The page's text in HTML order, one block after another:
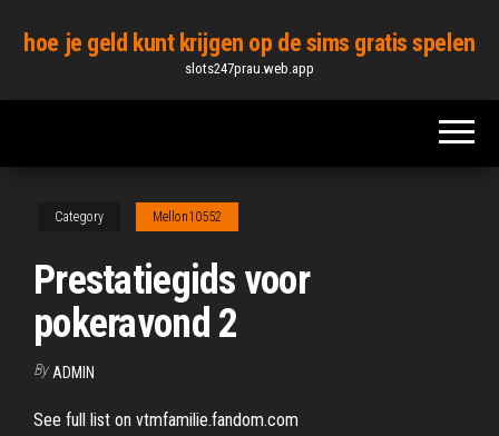
content
hoe je geld kunt krijgen op de sims gratis spelen
slots247prau.web.app
Category Mellon10552
Prestatiegids voor
pokeravond 2
By ADMIN
See full list on vtmfamilie.fandom.com